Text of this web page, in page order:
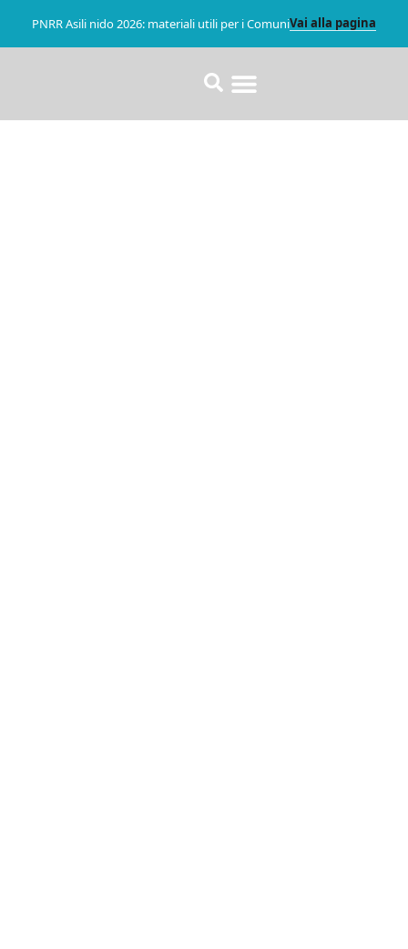
PNRR Asili nido 2026: materiali utili per i ComuniVai alla pagina